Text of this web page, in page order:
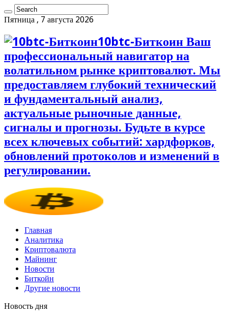
Пятница , 7 августа 2026
10btc-Биткоин Ваш
профессиональный навигатор на
волатильном рынке криптовалют. Мы
предоставляем глубокий технический
и фундаментальный анализ,
актуальные рыночные данные,
сигналы и прогнозы. Будьте в курсе
всех ключевых событий: хардфорков,
обновлений протоколов и изменений в
регулировании.
Главная
Аналитика
Криптовалюта
Майнинг
Новости
Биткойн
Другие новости
Новость дня